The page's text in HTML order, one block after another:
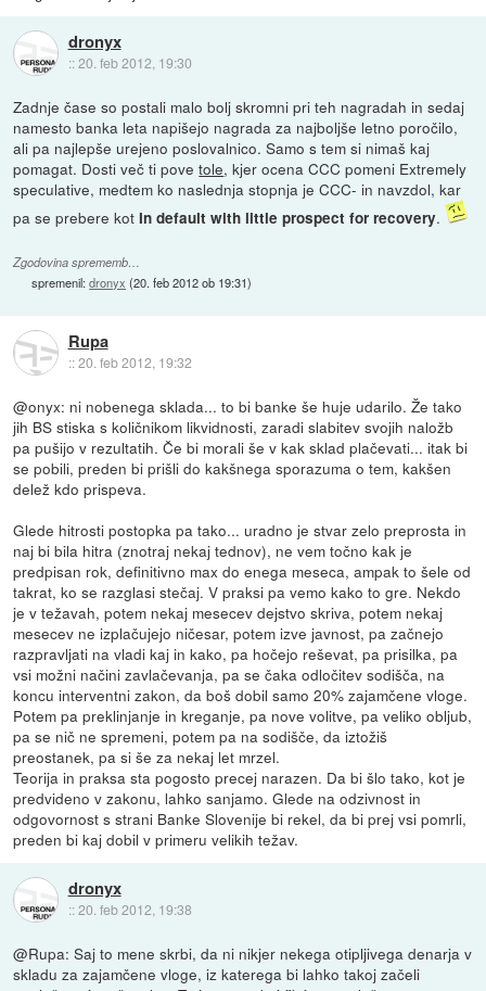
dronyx
::20. feb 2012, 19:30
Zadnje čase so postali malo bolj skromni pri teh nagradah in sedaj
namesto banka leta napišejo nagrada za najboljše letno poročilo,
ali pa najlepše urejeno poslovalnico. Samo s tem si nimaš kaj
pomagat. Dosti več ti povetole, kjer ocena CCC pomeni Extremely
speculative, medtem ko naslednja stopnja je CCC- in navzdol, kar
pa se prebere kotIn default with little prospect for recovery.
Zgodovina sprememb…
spremenil:dronyx (20. feb 2012 ob 19:31)
Rupa
::20. feb 2012, 19:32
@onyx: ni nobenega sklada... to bi banke še huje udarilo. Že tako
jih BS stiska s količnikom likvidnosti, zaradi slabitev svojih naložb
pa pušijo v rezultatih. Če bi morali še v kak sklad plačevati... itak bi
se pobili, preden bi prišli do kakšnega sporazuma o tem, kakšen
delež kdo prispeva.
Glede hitrosti postopka pa tako... uradno je stvar zelo preprosta in
naj bi bila hitra (znotraj nekaj tednov), ne vem točno kak je
predpisan rok, definitivno max do enega meseca, ampak to šele od
takrat, ko se razglasi stečaj. V praksi pa vemo kako to gre. Nekdo
je v težavah, potem nekaj mesecev dejstvo skriva, potem nekaj
mesecev ne izplačujejo ničesar, potem izve javnost, pa začnejo
razpravljati na vladi kaj in kako, pa hočejo reševat, pa prisilka, pa
vsi možni načini zavlačevanja, pa se čaka odločitev sodišča, na
koncu interventni zakon, da boš dobil samo 20% zajamčene vloge.
Potem pa preklinjanje in kreganje, pa nove volitve, pa veliko obljub,
pa se nič ne spremeni, potem pa na sodišče, da iztožiš
preostanek, pa si še za nekaj let mrzel.
Teorija in praksa sta pogosto precej narazen. Da bi šlo tako, kot je
predvideno v zakonu, lahko sanjamo. Glede na odzivnost in
odgovornost s strani Banke Slovenije bi rekel, da bi prej vsi pomrli,
preden bi kaj dobil v primeru velikih težav.
dronyx
::20. feb 2012, 19:38
@Rupa: Saj to mene skrbi, da ni nikjer nekega otipljivega denarja v
skladu za zajamčene vloge, iz katerega bi lahko takoj začeli